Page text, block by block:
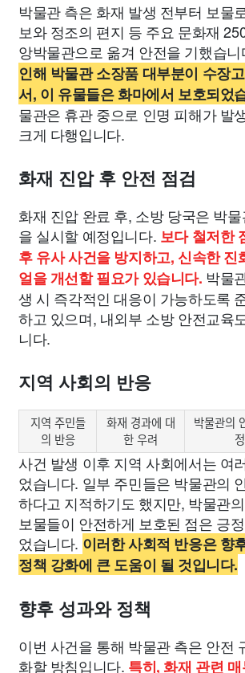
박물관 측은 화재 발생 전부터 보물
보와 정조의 편지 등 주요 문화재
앙박물관으로 옮겨 안전을 기했습니
인해 박물관 소장품 대부분이 수장
서, 이 유물들은 화마에서 보호되었
물관은 휴관 중으로 인명 피해가 발
크게 다행입니다.
화재 진압 후 안전 점검
화재 진압 완료 후, 소방 당국은 박
을 실시할 예정입니다. 보다 철저한
후 유사 사건을 방지하고, 신속한 진
얼을 개선할 필요가 있습니다. 박물
생 시 즉각적인 대응이 가능하도록
하고 있으며, 내외부 소방 안전교육
니다.
지역 사회의 반응
지역 주민들
의 반응
화재 경과에 대
한 우려
박물관의
사건 발생 이후 지역 사회에서는 여
었습니다. 일부 주민들은 박물관의
하다고 지적하기도 했지만, 박물관
보물들이 안전하게 보호된 점은 긍
었습니다. 이러한 사회적 반응은 향
정책 강화에 큰 도움이 될 것입니다.
향후 성과와 정책
이번 사건을 통해 박물관 측은 안전
화할 방침입니다. 특히, 화재 관련